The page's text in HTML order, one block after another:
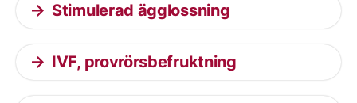
Stimulerad ägglossning
IVF, provrörsbefruktning